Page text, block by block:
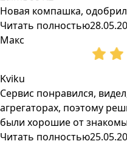
Новая компашка,
Читать полностью
Макс
Kviku
Сервис понравился,
агрегаторах, поэтому
были хорошие от
Читать полностью